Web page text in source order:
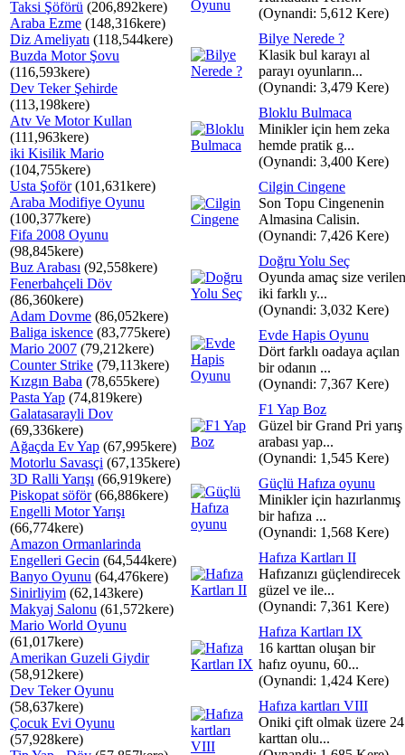
Taksi Şöförü (206,892kere)
Araba Ezme (148,316kere)
Diz Ameliyatı (118,544kere)
Buzda Motor Şovu
(116,593kere)
Dev Teker Şehirde
(113,198kere)
Atv Ve Motor Kullan
(111,963kere)
iki Kisilik Mario
(104,755kere)
Usta Şoför(101,631kere)
Araba Modifiye Oyunu
(100,377kere)
Fifa 2008 Oyunu
(98,845kere)
Buz Arabası (92,558kere)
Fenerbahçeli Döv
(86,360kere)
Adam Dovme (86,052kere)
Baliga iskence (83,775kere)
Mario 2007 (79,212kere)
Counter Strike (79,113kere)
Kızgın Baba (78,655kere)
Pasta Yap (74,819kere)
Galatasarayli Dov
(69,336kere)
Ağaçda Ev Yap (67,995kere)
Motorlu Savasçi (67,135kere)
3D Ralli Yarışı (66,919kere)
Piskopat söför(66,886kere)
Engelli Motor Yarışı
(66,774kere)
Amazon Ormanlarinda
Engelleri Gecin (64,544kere)
Banyo Oyunu (64,476kere)
Sinirliyim (62,143kere)
Makyaj Salonu (61,572kere)
Mario World Oyunu
(61,017kere)
Amerikan Guzeli Giydir
(58,912kere)
Dev Teker Oyunu
(58,637kere)
Çocuk Evi Oyunu
(57,928kere)
(Oynandi: 5,612 Kere)
Bilye Nerede ?
Klasik bul karayı al
parayı oyunların...
(Oynandi: 3,479 Kere)
Bloklu Bulmaca
Minikler için hem zeka
hemde pratik g...
(Oynandi: 3,400 Kere)
Cilgin Cingene
Son Topu Cingenenin
Almasina Calisin.
(Oynandi: 7,426 Kere)
Doğru Yolu Seç
Oyunda amaç size verilen
iki farklı y...
(Oynandi: 3,032 Kere)
Evde Hapis Oyunu
Dört farklı oadaya açılan
bir odanın ...
(Oynandi: 7,367 Kere)
F1 Yap Boz
Güzel bir Grand Pri yarış
arabası yap...
(Oynandi: 1,545 Kere)
Güçlü Hafıza oyunu
Minikler için hazırlanmış
bir hafıza ...
(Oynandi: 1,568 Kere)
Hafıza Kartları II
Hafızanızı güçlendirecek
güzel ve ile...
(Oynandi: 7,361 Kere)
Hafıza Kartları IX
16 karttan oluşan bir
hafız oyunu, 60...
(Oynandi: 1,424 Kere)
Hafıza kartları VIII
Oniki çift olmak üzere 24
karttan olu...